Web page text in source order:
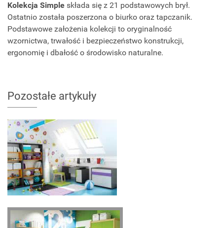
Kolekcja Simple składa się z 21 podstawowych brył.
Ostatnio została poszerzona o biurko oraz tapczanik.
Podstawowe założenia kolekcji to oryginalność
wzornictwa, trwałość i bezpieczeństwo konstrukcji,
ergonomię i dbałość o środowisko naturalne.
Pozostałe artykuły